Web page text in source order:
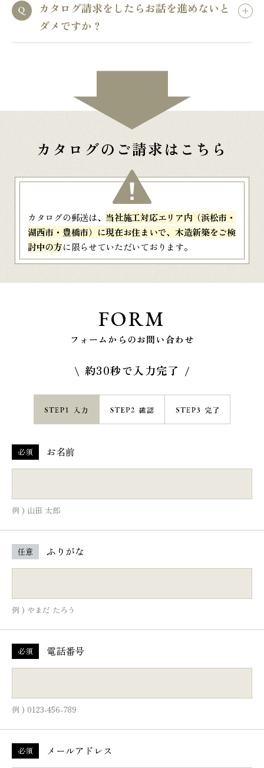
カタログ請求をしたらお話を進めないと
ダメですか？
カタログのご請求はこちら
カタログの郵送は、 当社施工対応エリア内（浜松市・
湖西市・豊橋市）に現在お住まいで、木造新築をご検
討中の方に限らせていただいております。
FORM
フォームからのお問い合わせ
約30秒で入力完了
必須 お名前
例 ) 山田 太郎
任意 ふりがな
例 ) やまだ たろう
必須 電話番号
例 ) 0123-456-789
必須 メールアドレス